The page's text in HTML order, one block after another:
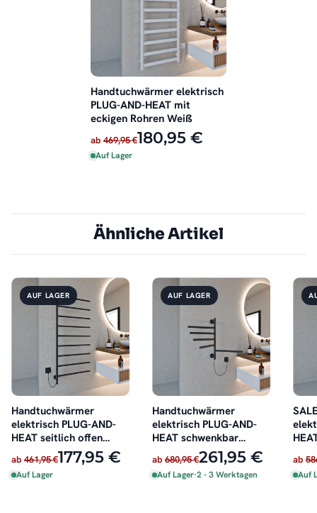
Handtuchwärmer elektrisch
PLUG-AND-HEAT mit
eckigen Rohren Weiß
ab 469,95 €180,95 €
Auf Lager
Ähnliche Artikel
AUF LAGER
Handtuchwärmer
elektrisch PLUG-AND-
HEAT seitlich offen
ab 461,95 €177,95 €
Auf Lager
AUF LAGER
Handtuchwärmer
elektrisch PLUG-AND-
HEAT schwenkbar
Schwarz 51 x 62 cm
ab 680,95 €261,95 €
Auf Lager·2 - 3 Werktagen
ab
Auf